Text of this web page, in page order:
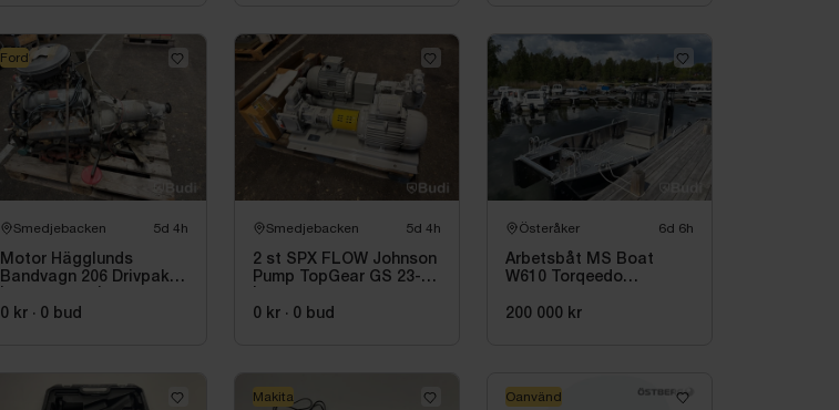
Smedjebacken 5d 4h
Motor Hägglunds
Bandvagn 206 Drivpaket
Automat | 259,9 mil
0 kr · 0 bud
Ford
Smedjebacken 5d 4h
2 st SPX FLOW Johnson
Pump TopGear GS 23-65
0 kr · 0 bud
Österåker 6d 6h
Arbetsbåt MS Boat
W610 Torqeedo
-2024 | Elbåt | 6,00 meter
200 000 kr
Makita Oanvänd